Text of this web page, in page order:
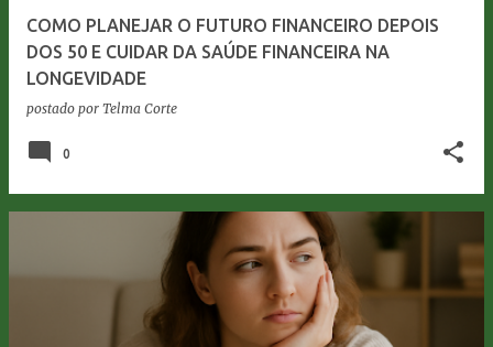
COMO PLANEJAR O FUTURO FINANCEIRO DEPOIS
DOS 50 E CUIDAR DA SAÚDE FINANCEIRA NA
LONGEVIDADE
postado por Telma Corte
0